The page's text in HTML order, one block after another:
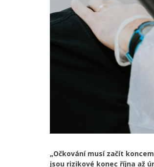
„Očkování musí začít
jsou rizikové konec října až